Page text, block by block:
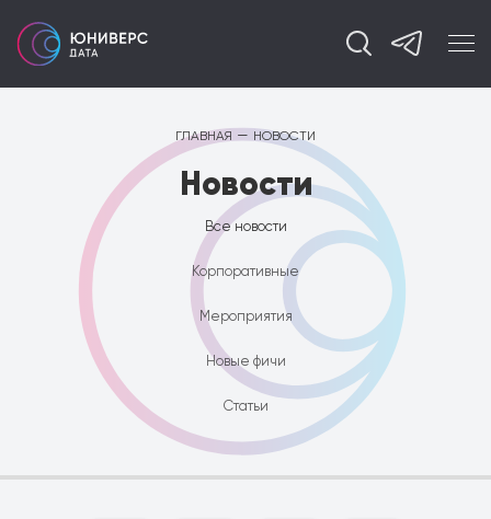
ГЛАВНАЯ — НОВОСТИ
Новости
Все новости
Корпоративные
Мероприятия
Новые фичи
Статьи